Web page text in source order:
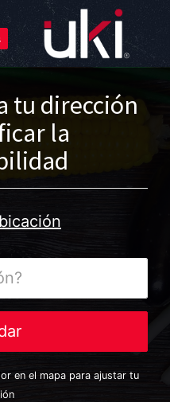
tu dirección
la
en el mapa para ajustar tu